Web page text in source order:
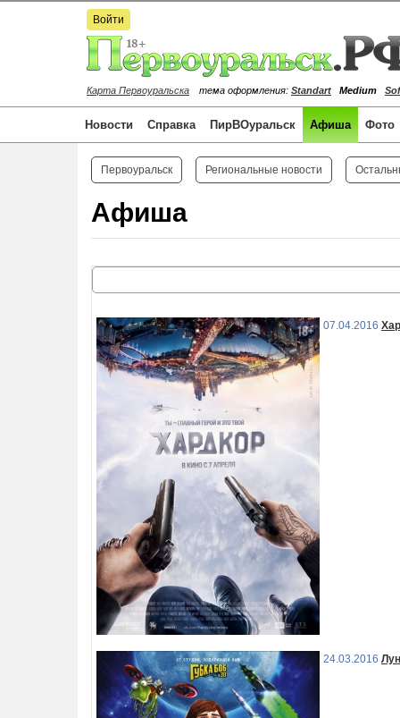
Войти
Карта Первоуральска тема оформления: Standart Medium
Новости Справка ПирВОуральск Афиша Фото
Первоуральск Региональные новости
Афиша
07.04.2016
24.03.2016